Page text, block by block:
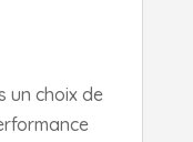
un choix de